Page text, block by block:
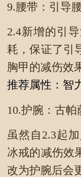
9.腰带：引导
2.4新增的引
耗，保证了引
胸甲的减伤效
推荐属性：智
10.护腕：古
虽然自2.3起
冰戒的减伤效
改为护腕后会